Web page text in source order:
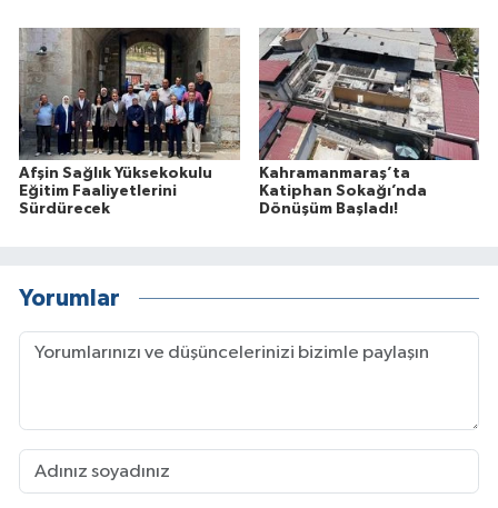
Afşin Sağlık Yüksekokulu
Eğitim Faaliyetlerini
Sürdürecek
Kahramanmaraş’ta
Katiphan Sokağı’nda
Dönüşüm Başladı!
Yorumlar